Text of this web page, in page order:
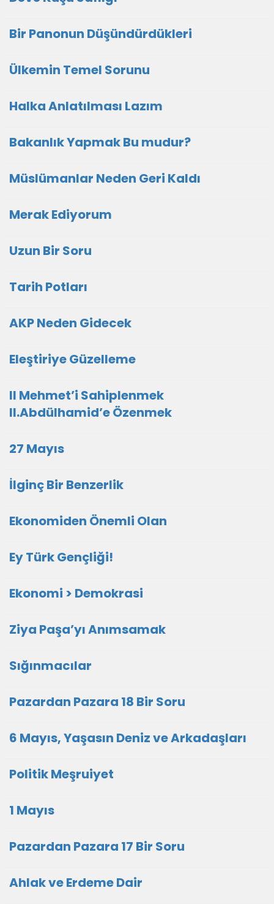
Bir Panonun Düşündürdükleri
Ülkemin Temel Sorunu
Halka Anlatılması Lazım
Bakanlık Yapmak Bu mudur?
Müslümanlar Neden Geri Kaldı
Merak Ediyorum
Uzun Bir Soru
Tarih Potları
AKP Neden Gidecek
Eleştiriye Güzelleme
II Mehmet’i Sahiplenmek
II.Abdülhamid’e Özenmek
27 Mayıs
İlginç Bir Benzerlik
Ekonomiden Önemli Olan
Ey Türk Gençliği!
Ekonomi > Demokrasi
Ziya Paşa’yı Anımsamak
Sığınmacılar
Pazardan Pazara 18 Bir Soru
6 Mayıs, Yaşasın Deniz ve Arkadaşları
Politik Meşruiyet
1 Mayıs
Pazardan Pazara 17 Bir Soru
Ahlak ve Erdeme Dair